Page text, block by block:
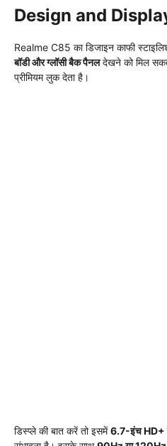
Design and
Realme C85 का डिजाइन काफी
बॉडी और ग्लॉसी बैक पैनलदेखने को मिल
प्रीमियम लुक देता है।
डिस्प्ले की बात करें तो इसमें6.7-इंच HD+